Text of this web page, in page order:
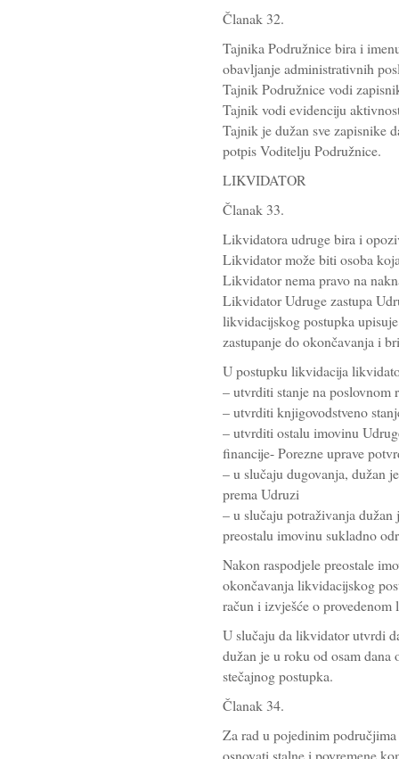
Članak 32.
Tajnika Podružnice bira i
obavljanje administrativnih
Tajnik Podružnice vodi
Tajnik vodi evidenciju
Tajnik je dužan sve zapisnike
potpis Voditelju Podružnice.
LIKVIDATOR
Članak 33.
Likvidatora udruge bira i
Likvidator može biti osoba
Likvidator nema pravo na
Likvidator Udruge zastupa
likvidacijskog postupka
zastupanje do okončavanja i
U postupku likvidacija
– utvrditi stanje na poslovnom
– utvrditi knjigovodstveno
– utvrditi ostalu imovinu
financije- Porezne uprave
– u slučaju dugovanja, dužan
prema Udruzi
– u slučaju potraživanja
preostalu imovinu sukladno
Nakon raspodjele preostale
okončavanja likvidacijskog
račun i izvješće o
U slučaju da likvidator utvrdi
dužan je u roku od osam
stečajnog postupka.
Članak 34.
Za rad u pojedinim
osnovati stalne i povremene